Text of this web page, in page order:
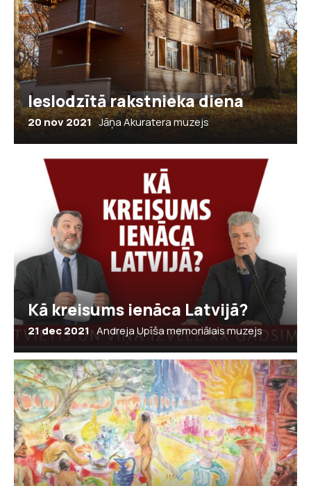
Ieslodzītā rakstnieka diena
20 nov 2021 Jāņa Akuratera muzejs
Kā kreisums ienāca Latvijā?
21 dec 2021 Andreja Upīša memoriālais muzejs